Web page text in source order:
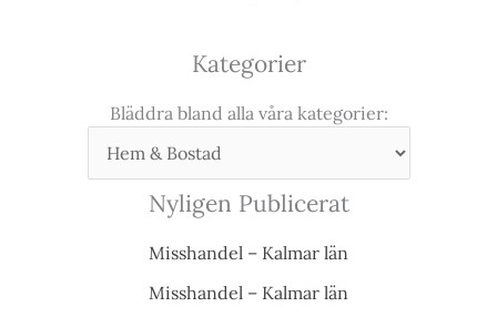
Kategorier
Bläddra bland alla våra kategorier:
Nyligen Publicerat
Misshandel – Kalmar län
Misshandel – Kalmar län